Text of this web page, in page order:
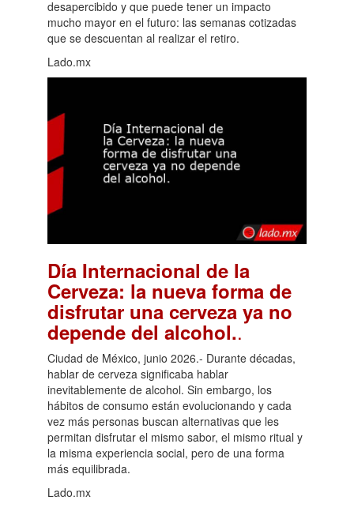
desapercibido y que puede tener un impacto
mucho mayor en el futuro: las semanas cotizadas
que se descuentan al realizar el retiro.
Lado.mx
Día Internacional de la
Cerveza: la nueva forma de
disfrutar una cerveza ya no
depende del alcohol..
Ciudad de México, junio 2026.- Durante décadas,
hablar de cerveza significaba hablar
inevitablemente de alcohol. Sin embargo, los
hábitos de consumo están evolucionando y cada
vez más personas buscan alternativas que les
permitan disfrutar el mismo sabor, el mismo ritual y
la misma experiencia social, pero de una forma
más equilibrada.
Lado.mx